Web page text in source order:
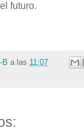
futuro.
B a las 11:07